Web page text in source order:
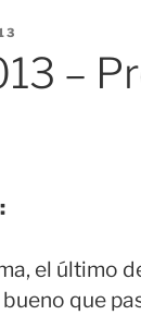
–
el último
que